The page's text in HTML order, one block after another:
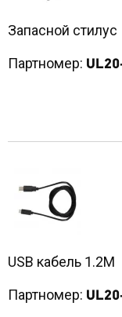
Запасной стилус
Партномер:
USB кабель 1.2M
Партномер: